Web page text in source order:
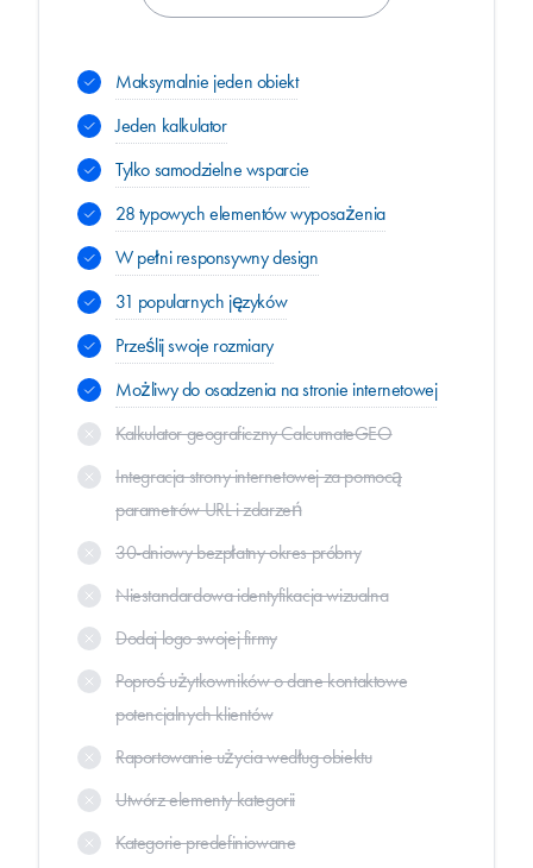
Maksymalnie jeden obiekt
Jeden kalkulator
Tylko samodzielne wsparcie
28 typowych elementów wyposażenia
W pełni responsywny design
31 popularnych języków
Prześlij swoje rozmiary
Możliwy do osadzenia na stronie internetowej
Kalkulator geograficzny CalcumateGEO
Integracja strony internetowej za pomocą
parametrów URL i zdarzeń
30-dniowy bezpłatny okres próbny
Niestandardowa identyfikacja wizualna
Dodaj logo swojej firmy
Poproś użytkowników o dane kontaktowe
potencjalnych klientów
Raportowanie użycia według obiektu
Utwórz elementy kategorii
Kategorie predefiniowane